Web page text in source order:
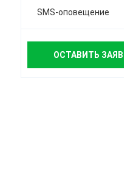
SMS-оповещение
ОСТАВИТЬ